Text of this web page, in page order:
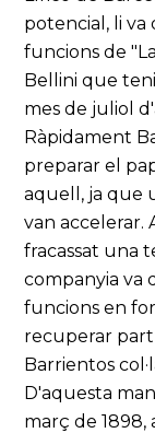
potencial, li
funcions de
Bellini que
mes de juliol
Ràpidament
preparar el
aquell, ja que
van accelerar.
fracassat una
companyia va
funcions en
recuperar part
Barrientos
D'aquesta
març de 1898,